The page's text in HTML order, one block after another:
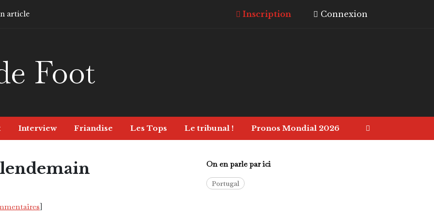
article Inscription Connexion
Foot
Interview Friandise Les Tops Le tribunal ! Pronos Mondial 2026
]
On en parle par ici
Portugal